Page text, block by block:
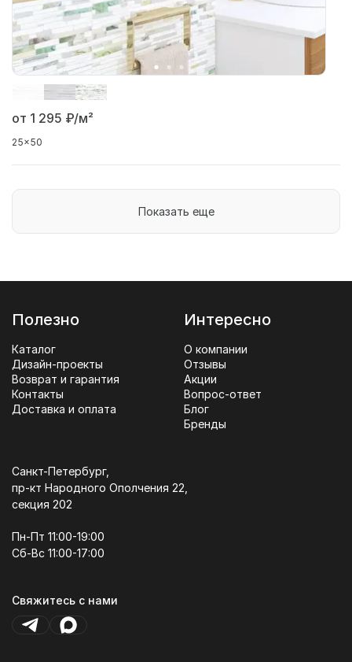
от 1 295 ₽/м²
25x50
Показать еще
Полезно
Каталог
Дизайн-проекты
Возврат и гарантия
Контакты
Доставка и оплата
Интересно
О компании
Отзывы
Акции
Вопрос-ответ
Блог
Бренды
Санкт-Петербург,
пр-кт Народного Ополчения 22,
секция 202
Пн-Пт 11:00-19:00
Сб-Вс 11:00-17:00
Свяжитесь с нами